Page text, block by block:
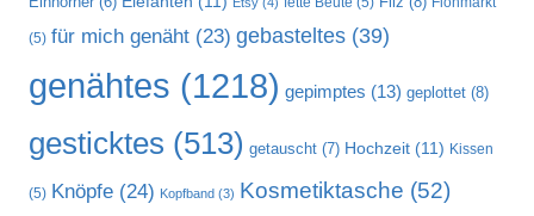
(5) für mich genäht (23) gebasteltes (39)
genähtes (1218) gepimptes (13) geplottet (8)
gesticktes (513) getauscht (7) Hochzeit (11) Kissen
(5) Knöpfe (24) Kopfband (3) Kosmetiktasche (52)